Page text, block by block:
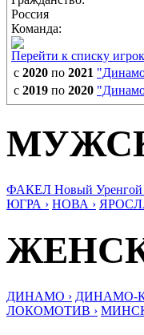
Россия
Команда:
Перейти к списку
с 2020 по 2021
с 2019 по 2020
ФАКЕЛ Новый Уренгой
ЮГРА › НОВА ›
ДИНАМО › ДИНАМО-
ЛОКОМОТИВ ›